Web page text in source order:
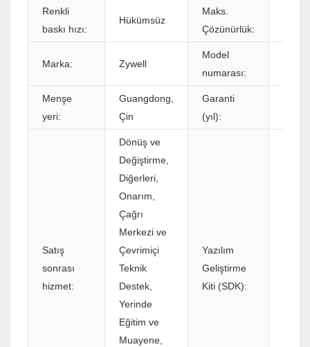
Renkli
baskı hızı:
Hükümsüz
Maks.
Çözünürlük:
Marka: Zywell
Model
numarası:
Menşe
yeri:
Guangdong,
Çin
Garanti
(yıl):
Satış
sonrası
hizmet:
Dönüş ve
Değiştirme,
Diğerleri,
Onarım,
Çağrı
Merkezi ve
Çevrimiçi
Teknik
Destek,
Yerinde
Eğitim ve
Muayene,
Yazılım
Geliştirme
Kiti (SDK):